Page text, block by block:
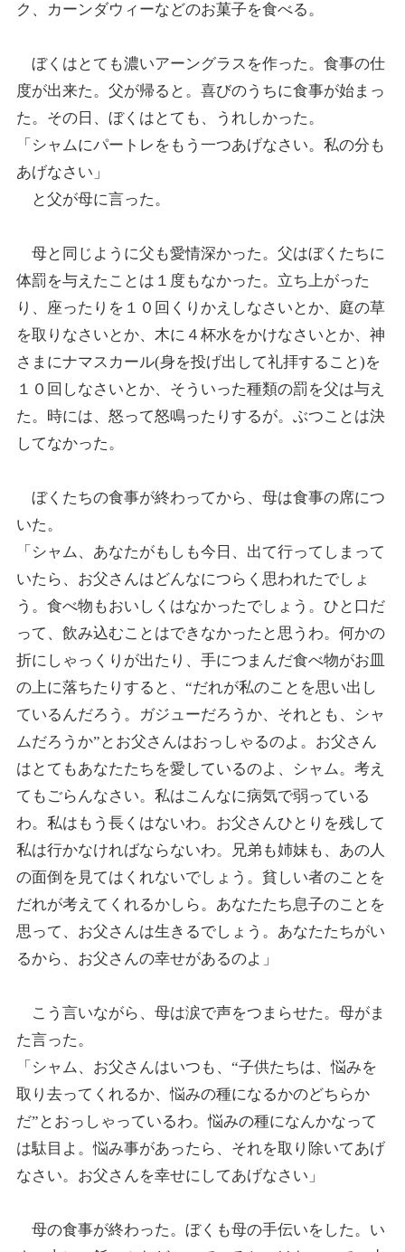
ク、カーンダウィーなどのお菓子を食べる。
ぼくはとても濃いアーングラスを作った。食事の仕
度が出来た。父が帰ると。喜びのうちに食事が始まっ
た。その日、ぼくはとても、うれしかった。
「シャムにパートレをもう一つあげなさい。私の分も
あげなさい」
と父が母に言った。
母と同じように父も愛情深かった。父はぼくたちに
体罰を与えたことは１度もなかった。立ち上がった
り、座ったりを１０回くりかえしなさいとか、庭の草
を取りなさいとか、木に４杯水をかけなさいとか、神
さまにナマスカール(身を投げ出して礼拝すること)を
１０回しなさいとか、そういった種類の罰を父は与え
た。時には、怒って怒鳴ったりするが。ぶつことは決
してなかった。
ぼくたちの食事が終わってから、母は食事の席につ
いた。
「シャム、あなたがもしも今日、出て行ってしまって
いたら、お父さんはどんなにつらく思われたでしょ
う。食べ物もおいしくはなかったでしょう。ひと口だ
って、飲み込むことはできなかったと思うわ。何かの
折にしゃっくりが出たり、手につまんだ食べ物がお皿
の上に落ちたりすると、“だれが私のことを思い出し
ているんだろう。ガジューだろうか、それとも、シャ
ムだろうか”とお父さんはおっしゃるのよ。お父さん
はとてもあなたたちを愛しているのよ、シャム。考え
てもごらんなさい。私はこんなに病気で弱っている
わ。私はもう長くはないわ。お父さんひとりを残して
私は行かなければならないわ。兄弟も姉妹も、あの人
の面倒を見てはくれないでしょう。貧しい者のことを
だれが考えてくれるかしら。あなたたち息子のことを
思って、お父さんは生きるでしょう。あなたたちがい
るから、お父さんの幸せがあるのよ」
こう言いながら、母は涙で声をつまらせた。母がま
た言った。
「シャム、お父さんはいつも、“子供たちは、悩みを
取り去ってくれるか、悩みの種になるかのどちらか
だ”とおっしゃっているわ。悩みの種になんかなって
は駄目よ。悩み事があったら、それを取り除いてあげ
なさい。お父さんを幸せにしてあげなさい」
母の食事が終わった。ぼくも母の手伝いをした。い